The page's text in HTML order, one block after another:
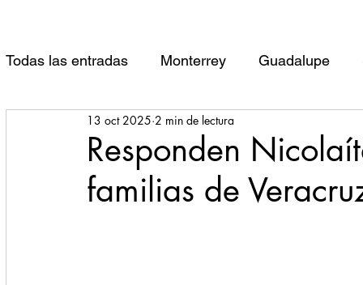
Todas las entradas Monterrey Guadalupe
Santa Catarina San Pedro Garza Garcia
Espectaculos Clima Principal Salud
Responden
familias de
13 oct 2025 2 min de lectura